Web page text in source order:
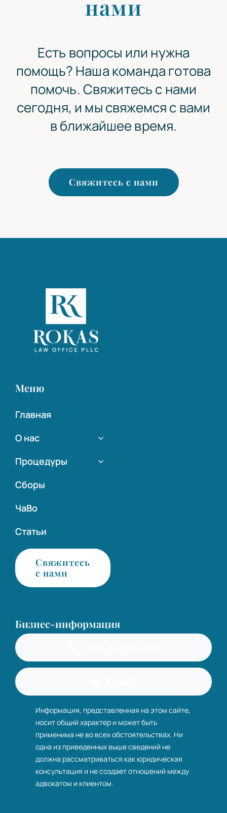
нами
Есть вопросы или нужна
помощь? Наша команда готова
помочь. Свяжитесь с нами
сегодня, и мы свяжемся с вами
в ближайшее время.
Свяжитесь с нами
Меню
Главная
О нас
Процедуры
Сборы
ЧаВо
Статьи
Свяжитесь
с нами
Бизнес-информация
Информация, представленная на этом сайте,
носит общий характер и может быть
применима не во всех обстоятельствах. Ни
одна из приведенных выше сведений не
должна рассматриваться как юридическая
консультация и не создает отношений между